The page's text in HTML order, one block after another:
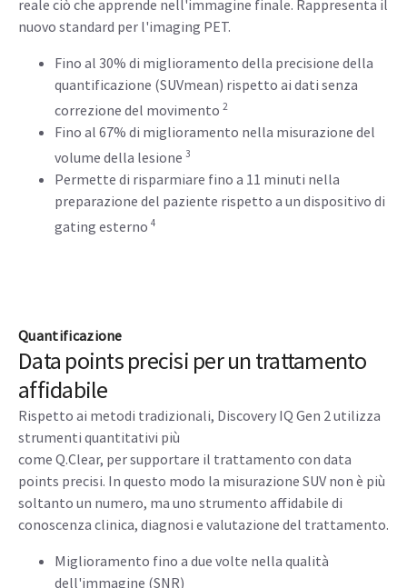
IQ Gen 2 permette di usufruire dei vantaggi di un
movimento ridotto durante gli esami.
MotionFree è la prima soluzione digitale di gestione del
movimento respiratorio che elimina la necessità di un
dispositivo di gating. È in grado di monitorare il movimento
respiratorio su base continua in ogni procedura PET/TC,
modifica automaticamente la scansione e integra in tempo
reale ciò che apprende nell'immagine finale. Rappresenta il
nuovo standard per l'imaging PET.
Fino al 30% di miglioramento della precisione della
Permette di risparmiare fino a 11 minuti nella
preparazione del paziente rispetto a un dispositivo di
gating esterno
Quantificazione
Data points precisi per un trattamento
affidabile
Rispetto ai metodi tradizionali, Discovery IQ Gen 2 utilizza